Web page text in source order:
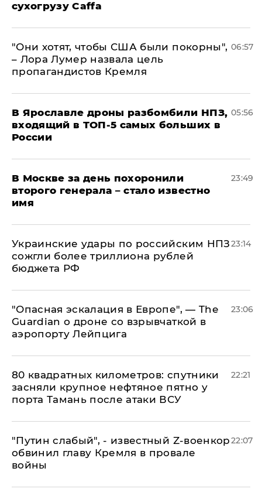
сухогрузу Caffa
"Они хотят, чтобы США были покорны",
– Лора Лумер назвала цель
пропагандистов Кремля
06:57
В Ярославле дроны разбомбили НПЗ,
входящий в ТОП-5 самых больших в
России
05:56
В Москве за день похоронили
второго генерала – стало известно
имя
23:49
Украинские удары по российским НПЗ
сожгли более триллиона рублей
бюджета РФ
23:14
"Опасная эскалация в Европе", — The
Guardian о дроне со взрывчаткой в
аэропорту Лейпцига
23:06
80 квадратных километров: спутники
засняли крупное нефтяное пятно у
порта Тамань после атаки ВСУ
22:21
​"Путин слабый", - известный Z-военкор
обвинил главу Кремля в провале
войны
22:07